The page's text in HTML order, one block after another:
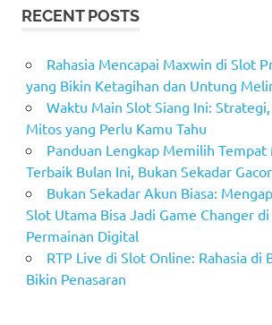
RECENT POSTS
Rahasia Mencapai Maxwin di Slot
yang Bikin Ketagihan dan Untung
Waktu Main Slot Siang Ini:
Mitos yang Perlu Kamu Tahu
Panduan Lengkap Memilih
Terbaik Bulan Ini, Bukan Sekadar
Bukan Sekadar Akun Biasa:
Slot Utama Bisa Jadi Game Changer
Permainan Digital
RTP Live di Slot Online: Rahasia di
Bikin Penasaran